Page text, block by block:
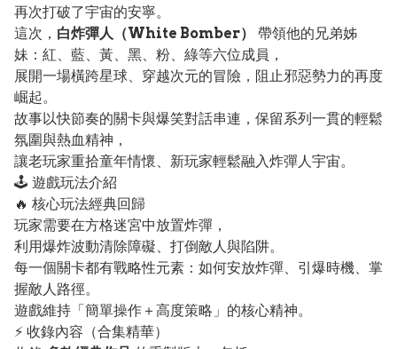
再次打破了宇宙的安寧。
這次， 白炸彈人（White Bomber）
帶領他的兄弟姊
妹：紅、藍、黃、黑、粉、綠等六位成員，
展開一場橫跨星球、穿越次元的冒險，阻止邪惡勢力的再度
崛起。
故事以快節奏的關卡與爆笑對話串連，保留系列一貫的輕鬆
氛圍與熱血精神，
讓老玩家重拾童年情懷、新玩家輕鬆融入炸彈人宇宙。
🕹️ 遊戲玩法介紹
🔥 核心玩法經典回歸
玩家需要在方格迷宮中放置炸彈，
利用爆炸波動清除障礙、打倒敵人與陷阱。
每一個關卡都有戰略性元素：如何安放炸彈、引爆時機、掌
握敵人路徑。
遊戲維持「簡單操作＋高度策略」的核心精神。
⚡ 收錄內容（合集精華）